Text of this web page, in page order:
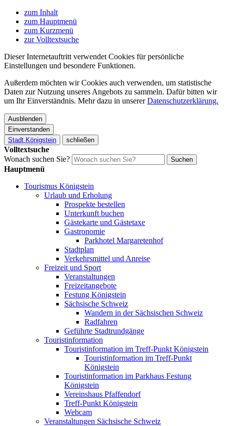
zum Inhalt
zum Hauptmenü
zum Kurzmenü
zur Volltextsuche
Dieser Internetauftritt verwendet Cookies für persönliche
Einstellungen und besondere Funktionen.
Außerdem möchten wir Cookies auch verwenden, um statistische
Daten zur Nutzung unseres Angebots zu sammeln. Dafür bitten wir
um Ihr Einverständnis. Mehr dazu in unsererDatenschutzerklärung.
Ausblenden
Einverstanden
Stadt Königstein
schließen
Volltextsuche
Wonach suchen Sie?
Suchen
Hauptmenü
Tourismus Königstein
Urlaub und Erholung
Prospekte bestellen
Unterkunft buchen
Gästekarte und Gästetaxe
Gastronomie
Parkhotel Margaretenhof
Stadtplan
Verkehrsmittel und Anreise
Freizeit und Sport
Veranstaltungen
Freizeitangebote
Festung Königstein
Sächsische Schweiz
Wandern in der Sächsischen Schweiz
Radfahren
Geführte Stadtrundgänge
Touristinformation
Touristinformation im Treff-Punkt Königstein
Touristinformation im Treff-Punkt
Königstein
Touristinformation im Parkhaus Festung
Königstein
Vereinshaus Pfaffendorf
Treff-Punkt Königstein
Webcam
Veranstaltungen Sächsische Schweiz